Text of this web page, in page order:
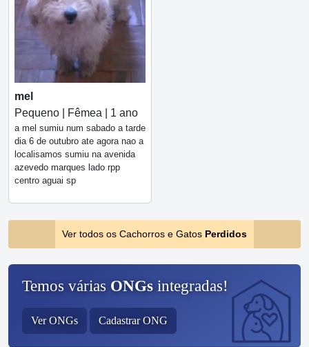
mel
Pequeno | Fêmea | 1 ano
a mel sumiu num sabado a tarde
dia 6 de outubro ate agora nao a
localisamos sumiu na avenida
azevedo marques lado rpp
centro aguai sp
Ver todos os Cachorros e Gatos Perdidos
Temos várias ONGs integradas!
Ver ONGs Cadastrar ONG